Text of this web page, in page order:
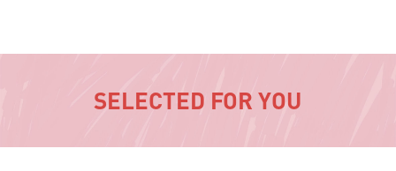
SELECTED FOR YOU